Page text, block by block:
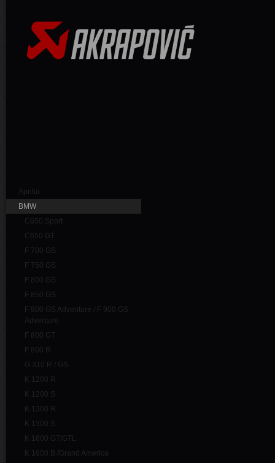
Aprilia
BMW
C650 Sport
C650 GT
F 700 GS
F 750 GS
F 800 GS
F 850 GS
F 800 GS Adventure / F 900 GS
Adventure
F 800 GT
F 800 R
G 310 R / GS
K 1200 R
K 1200 S
K 1300 R
K 1300 S
K 1600 GT/GTL
K 1600 B /Grand America